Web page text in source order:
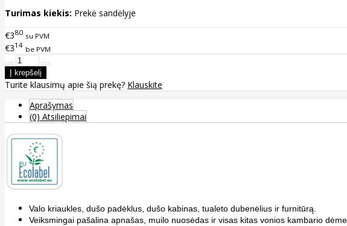
Turimas kiekis: Prekė sandėlyje
€380 su PVM
€314 be PVM
Turite klausimų apie šią prekę? Klauskite
Aprašymas
(0) Atsiliepimai
Valo kriaukles, dušo padėklus, dušo kabinas, tualeto dubenėlius ir furnitūrą.
Veiksmingai pašalina apnašas, muilo nuosėdas ir visas kitas vonios kambario